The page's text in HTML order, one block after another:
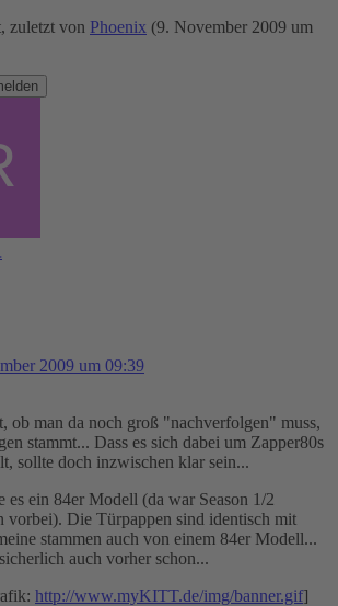
zuletzt von Phoenix (9. November 2009 um
2009 um 09:39
ob man da noch groß "nachverfolgen" muss,
stammt... Dass es sich dabei um Zapper80s
sollte doch inzwischen klar sein...
es ein 84er Modell (da war Season 1/2
vorbei). Die Türpappen sind identisch mit
stammen auch von einem 84er Modell...
auch vorher schon...
http://www.myKITT.de/img/banner.gif]